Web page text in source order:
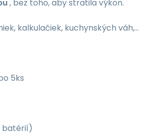
, bez toho, aby stratila výkon.
kalkulačiek, kuchynských váh,…
5ks
batérií)